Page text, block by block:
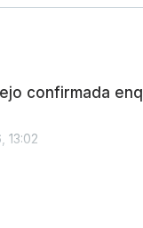
confirmada
13:02